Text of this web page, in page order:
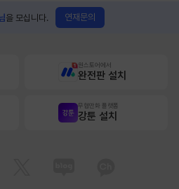
을 모십니다. 연재문의
원스토어에서
완전판 설치
무협만화 플랫폼
강툰 설치